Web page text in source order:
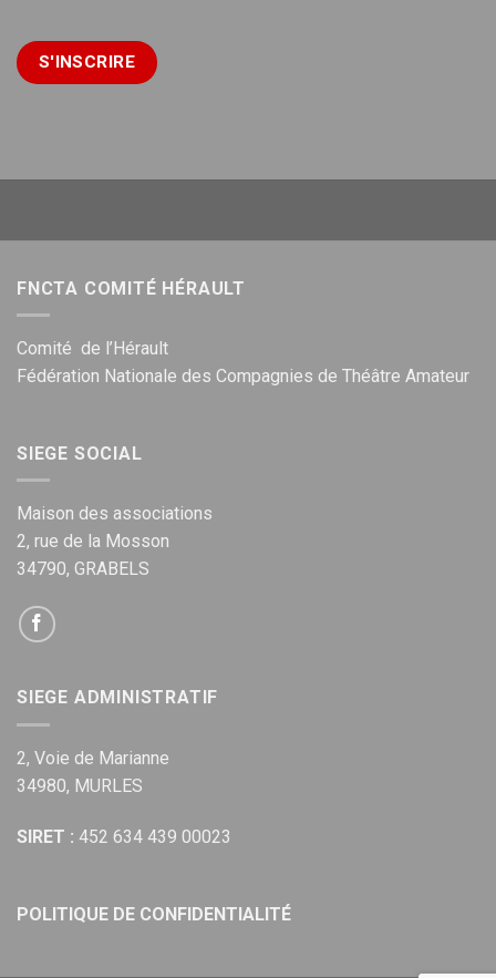
FNCTA COMITÉ HÉRAULT
Comité de l’Hérault
Fédération Nationale des Compagnies de Théâtre Amateur
SIEGE SOCIAL
Maison des associations
2, rue de la Mosson
34790, GRABELS
SIEGE ADMINISTRATIF
2, Voie de Marianne
34980, MURLES
SIRET : 452 634 439 00023
POLITIQUE DE CONFIDENTIALITÉ